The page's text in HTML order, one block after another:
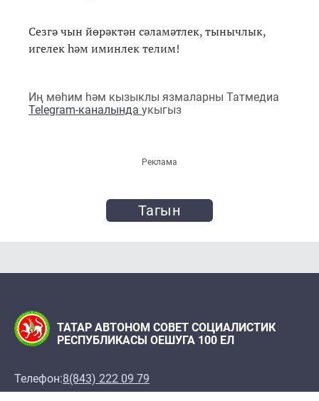
Сезгә чын йөрәктән сәламәтлек, тынычлык,
игелек һәм иминлек телим!
Иң мөһим һәм кызыклы язмаларны Татмедиа
Telegram-каналында укыгыз
Реклама
Тагын
ТАТАР АВТОНОМ СОВЕТ СОЦИАЛИСТИК
РЕСПУБЛИКАСЫ ОЕШУГА 100 ЕЛ
Телефон:8(843) 222 09 79